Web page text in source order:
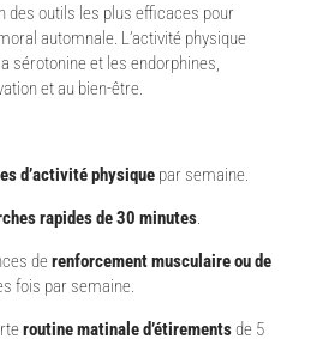
des outils les plus efficaces pour
automnale. L’activité physique
sérotonine et les endorphines,
et au bien-être.
d’activité physique par semaine.
rapides de 30 minutes.
derenforcement musculaire ou de
fois par semaine.
routine matinale d’étirementsde 5